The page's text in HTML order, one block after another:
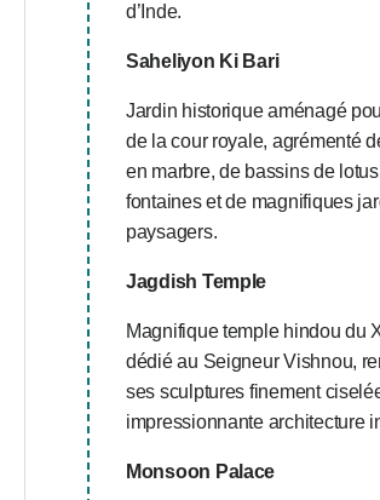
d’Inde.
Saheliyon Ki Bari
Jardin historique aménagé
de la cour royale, agrémenté
en marbre, de bassins de
fontaines et de magnifiques
paysagers.
Jagdish Temple
Magnifique temple hindou du
dédié au Seigneur Vishnou,
ses sculptures finement
impressionnante architecture
Monsoon Palace